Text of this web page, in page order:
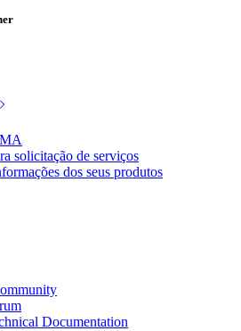
solicitação de serviços
dos seus produtos
Documentation